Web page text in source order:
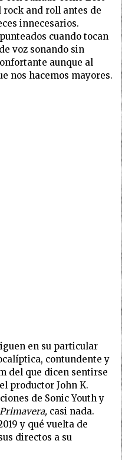
rock and roll antes de
innecesarios.
cuando tocan
voz sonando sin
aunque al
nos hacemos mayores.
en su particular
contundente y
del que dicen sentirse
productor John K.
de Sonic Youth y
casi nada.
y qué vuelta de
directos a su